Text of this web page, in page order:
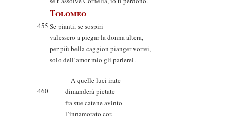
Tolomeo
455 Se pianti, se sospiri
valessero a piegar la donna altera,
per più bella caggion pianger vorrei,
solo dell’amor mio gli parlerei.
A quelle luci irate
460
dimanderà pietate
fra sue catene avinto
l’innamorato cor.